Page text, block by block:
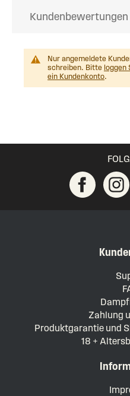
Kundenbewertungen
Nur angemeldete
schreiben. Bitte loggen
ein Kundenkonto.
Zahlung
Produktgarantie und
18 +